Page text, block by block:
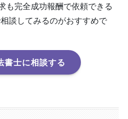
も完全成功報酬で依頼できる
談してみるのがおすすめで
書士に相談する